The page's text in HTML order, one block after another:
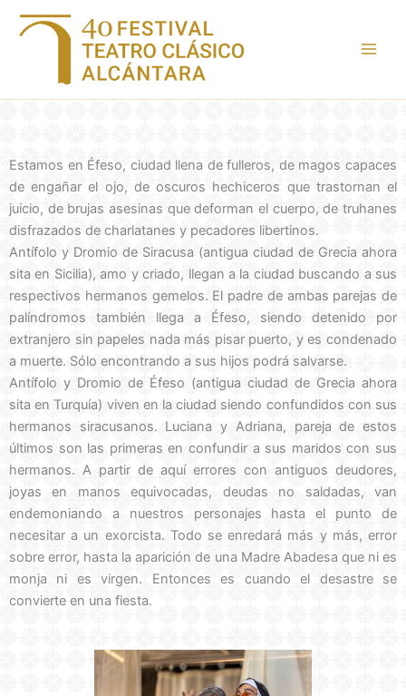
Estamos en Éfeso, ciudad llena de fulleros, de magos capaces
de engañar el ojo, de oscuros hechiceros que trastornan el
juicio, de brujas asesinas que deforman el cuerpo, de truhanes
disfrazados de charlatanes y pecadores libertinos.
Antífolo y Dromio de Siracusa (antigua ciudad de Grecia ahora
sita en Sicilia), amo y criado, llegan a la ciudad buscando a sus
respectivos hermanos gemelos. El padre de ambas parejas de
palíndromos también llega a Éfeso, siendo detenido por
extranjero sin papeles nada más pisar puerto, y es condenado
a muerte. Sólo encontrando a sus hijos podrá salvarse.
Antífolo y Dromio de Éfeso (antigua ciudad de Grecia ahora
sita en Turquía) viven en la ciudad siendo confundidos con sus
hermanos siracusanos. Luciana y Adriana, pareja de estos
últimos son las primeras en confundir a sus maridos con sus
hermanos. A partir de aquí errores con antiguos deudores,
joyas en manos equivocadas, deudas no saldadas, van
endemoniando a nuestros personajes hasta el punto de
necesitar a un exorcista. Todo se enredará más y más, error
sobre error, hasta la aparición de una Madre Abadesa que ni es
monja ni es virgen. Entonces es cuando el desastre se
convierte en una fiesta.